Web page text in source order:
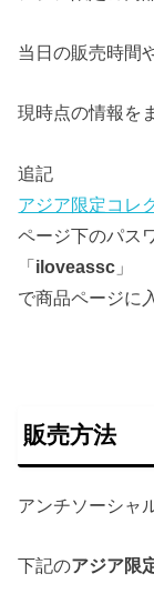
当日の販売時間
現時点の情報を
追記
アジア限定コレ
ページ下のパス
「iloveassc 」
で商品ページに
販売方法
アンチソーシャ
下記のアジア限